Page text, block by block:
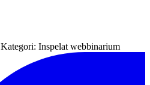
Kategori: Inspelat webbinarium